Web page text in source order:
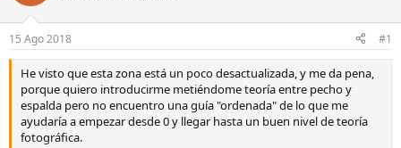
a
d
o
r
d
e
l
t
e
e
n
i
c
i
o
15 Ago 2018 #1
He visto que esta zona está un poco desactualizada, y me da pena,
porque quiero introducirme metiéndome teoría entre pecho y
espalda pero no encuentro una guía "ordenada" de lo que me
ayudaría a empezar desde 0 y llegar hasta un buen nivel de teoría
fotográfica.